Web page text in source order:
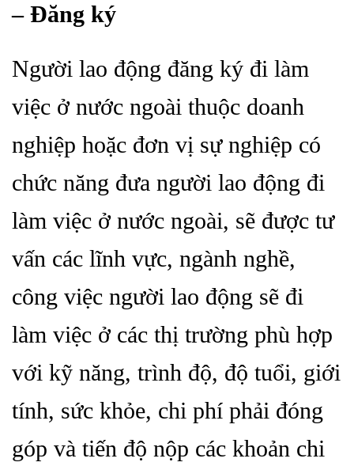
– Đăng ký
Người lao động đăng ký đi làm
việc ở nước ngoài thuộc doanh
nghiệp hoặc đơn vị sự nghiệp có
chức năng đưa người lao động đi
làm việc ở nước ngoài, sẽ được tư
vấn các lĩnh vực, ngành nghề,
công việc người lao động sẽ đi
làm việc ở các thị trường phù hợp
với kỹ năng, trình độ, độ tuổi, giới
tính, sức khỏe, chi phí phải đóng
góp và tiến độ nộp các khoản chi